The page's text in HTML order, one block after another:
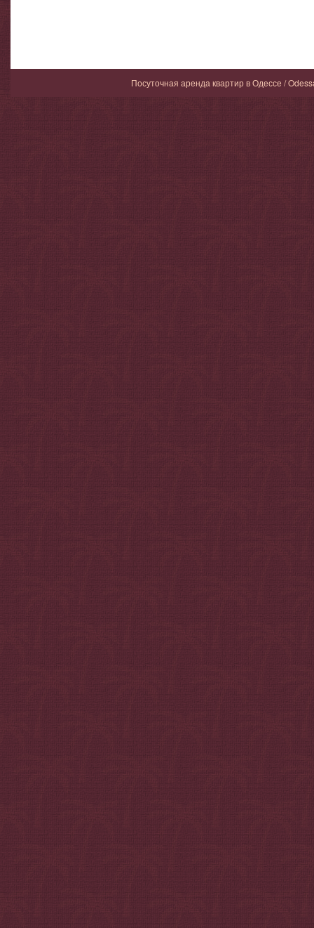
Посуточная аренда квартир в Одессе /